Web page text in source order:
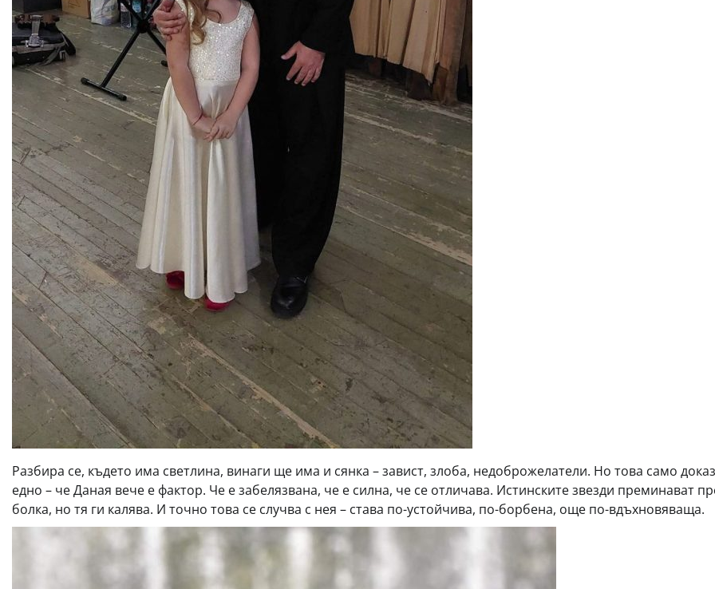
Разбира се, където има светлина, винаги ще има и сянка – завист, злоба, недоброжелатели. Но това само
едно – че Даная вече е фактор. Че е забелязвана, че е силна, че се отличава. Истинските звезди преминават
болка, но тя ги калява. И точно това се случва с нея – става по-устойчива, по-борбена, още по-вдъхновяваща.